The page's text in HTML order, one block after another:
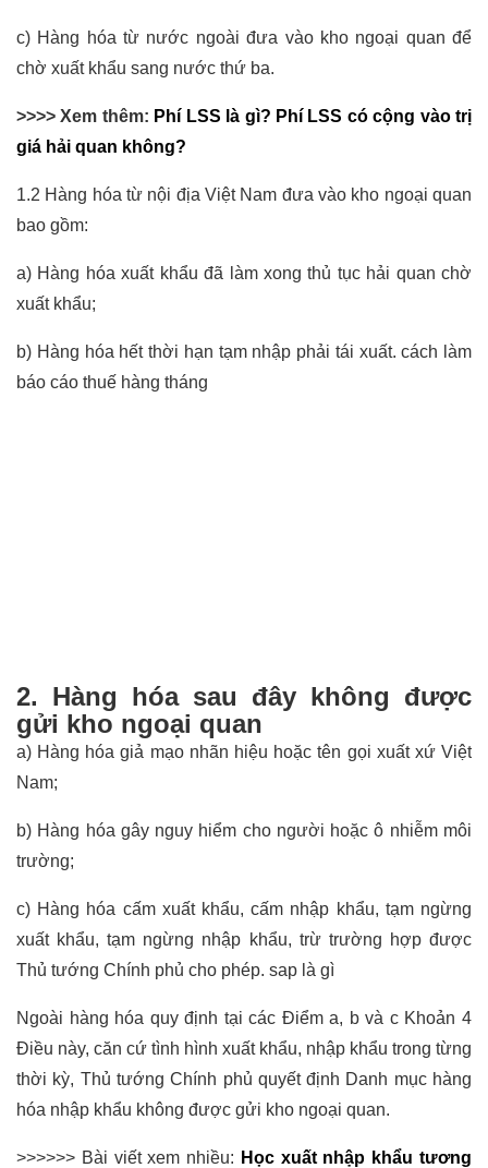
c) Hàng hóa từ nước ngoài đưa vào kho ngoại quan để
chờ xuất khẩu sang nước thứ ba.
>>>> Xem thêm: Phí LSS là gì? Phí LSS có cộng vào trị
giá hải quan không?
1.2 Hàng hóa từ nội địa Việt Nam đưa vào kho ngoại quan
bao gồm:
a) Hàng hóa xuất khẩu đã làm xong thủ tục hải quan chờ
xuất khẩu;
b) Hàng hóa hết thời hạn tạm nhập phải tái xuất.cách làm
báo cáo thuế hàng tháng
2. Hàng hóa sau đây không được
gửi kho ngoại quan
a) Hàng hóa giả mạo nhãn hiệu hoặc tên gọi xuất xứ Việt
Nam;
b) Hàng hóa gây nguy hiểm cho người hoặc ô nhiễm môi
trường;
c) Hàng hóa cấm xuất khẩu, cấm nhập khẩu, tạm ngừng
xuất khẩu, tạm ngừng nhập khẩu, trừ trường hợp được
Thủ tướng Chính phủ cho phép. sap là gì
Ngoài hàng hóa quy định tại các Điểm a, b và c Khoản 4
Điều này, căn cứ tình hình xuất khẩu, nhập khẩu trong từng
thời kỳ, Thủ tướng Chính phủ quyết định Danh mục hàng
hóa nhập khẩu không được gửi kho ngoại quan.
>>>>>> Bài viết xem nhiều: Học xuất nhập khẩu tương